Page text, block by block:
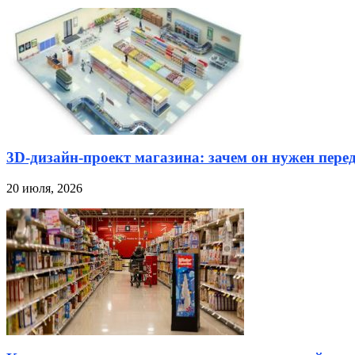
3D-дизайн-проект магазина: зачем он нужен
20 июля, 2026